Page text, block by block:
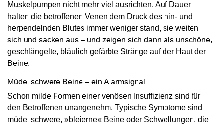
Muskelpumpen nicht mehr viel ausrichten. Auf Dauer
halten die betroffenen Venen dem Druck des hin- und
herpendelnden Blutes immer weniger stand, sie weiten
sich und sacken aus – und zeigen sich dann als unschöne,
geschlängelte, bläulich gefärbte Stränge auf der Haut der
Beine.
Müde, schwere Beine – ein Alarmsignal
Schon milde Formen einer venösen Insuffizienz sind für
den Betroffenen unangenehm. Typische Symptome sind
müde, schwere, »bleierne« Beine oder Schwellungen, die